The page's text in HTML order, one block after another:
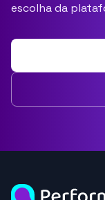
escolha da